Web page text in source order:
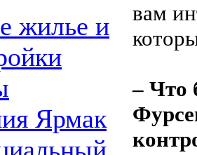
жилье и
Ярмак
вам
– Что